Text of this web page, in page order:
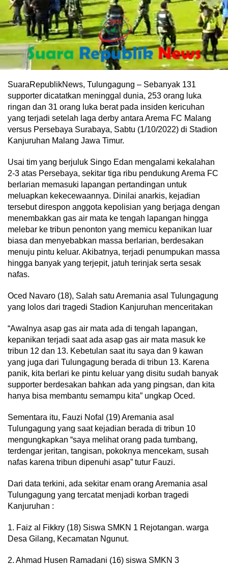
SuaraRepublikNews, Tulungagung – Sebanyak 131
supporter dicatatkan meninggal dunia, 253 orang luka
ringan dan 31 orang luka berat pada insiden kericuhan
yang terjadi setelah laga derby antara Arema FC Malang
versus Persebaya Surabaya, Sabtu (1/10/2022) di Stadion
Kanjuruhan Malang Jawa Timur.
Usai tim yang berjuluk Singo Edan mengalami kekalahan
2-3 atas Persebaya, sekitar tiga ribu pendukung Arema FC
berlarian memasuki lapangan pertandingan untuk
meluapkan kekecewaannya. Dinilai anarkis, kejadian
tersebut direspon anggota kepolisian yang berjaga dengan
menembakkan gas air mata ke tengah lapangan hingga
melebar ke tribun penonton yang memicu kepanikan luar
biasa dan menyebabkan massa berlarian, berdesakan
menuju pintu keluar. Akibatnya, terjadi penumpukan massa
hingga banyak yang terjepit, jatuh terinjak serta sesak
nafas.
Oced Navaro (18), Salah satu Aremania asal Tulungagung
yang lolos dari tragedi Stadion Kanjuruhan menceritakan
“Awalnya asap gas air mata ada di tengah lapangan,
kepanikan terjadi saat ada asap gas air mata masuk ke
tribun 12 dan 13. Kebetulan saat itu saya dan 9 kawan
yang juga dari Tulungagung berada di tribun 13. Karena
panik, kita berlari ke pintu keluar yang disitu sudah banyak
supporter berdesakan bahkan ada yang pingsan, dan kita
hanya bisa membantu semampu kita” ungkap Oced.
Sementara itu, Fauzi Nofal (19) Aremania asal
Tulungagung yang saat kejadian berada di tribun 10
mengungkapkan “saya melihat orang pada tumbang,
terdengar jeritan, tangisan, pokoknya mencekam, susah
nafas karena tribun dipenuhi asap” tutur Fauzi.
Dari data terkini, ada sekitar enam orang Aremania asal
Tulungagung yang tercatat menjadi korban tragedi
Kanjuruhan :
1. Faiz al Fikkry (18) Siswa SMKN 1 Rejotangan. warga
Desa Gilang, Kecamatan Ngunut.
2. Ahmad Husen Ramadani (16) siswa SMKN 3